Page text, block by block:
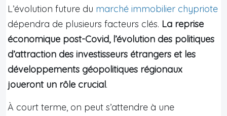
L’évolution future du marché immobilier chypriote
dépendra de plusieurs facteurs clés. La reprise
économique post-Covid, l’évolution des politiques
d’attraction des investisseurs étrangers et les
développements géopolitiques régionaux
joueront un rôle crucial.
À court terme, on peut s’attendre à une